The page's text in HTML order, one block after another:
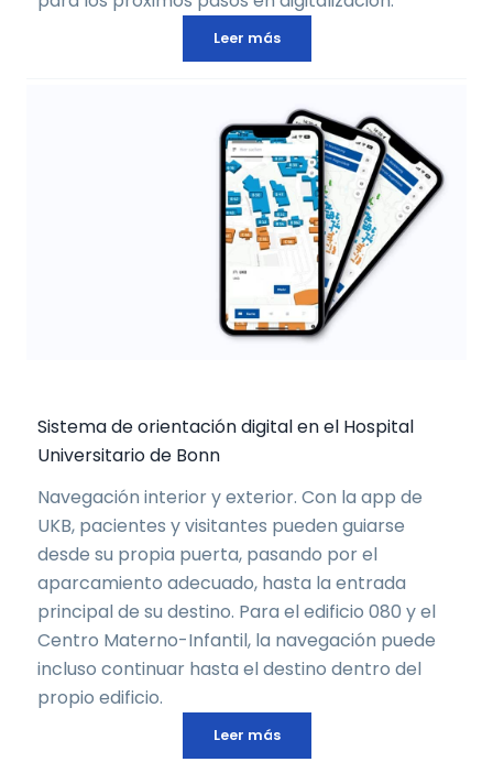
Leer más
Sistema de orientación digital en el Hospital
Universitario de Bonn
Navegación interior y exterior. Con la app de
UKB, pacientes y visitantes pueden guiarse
desde su propia puerta, pasando por el
aparcamiento adecuado, hasta la entrada
principal de su destino. Para el edificio 080 y el
Centro Materno-Infantil, la navegación puede
incluso continuar hasta el destino dentro del
propio edificio.
Leer más